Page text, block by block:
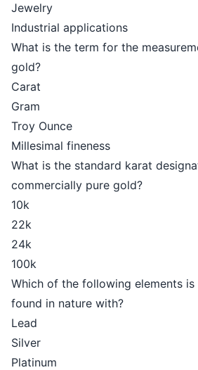
Jewelry
Industrial applications
What is the term for the
gold?
Carat
Gram
Troy Ounce
Millesimal fineness
What is the standard karat
commercially pure gold?
10k
22k
24k
100k
Which of the following elements
found in nature with?
Lead
Silver
Platinum